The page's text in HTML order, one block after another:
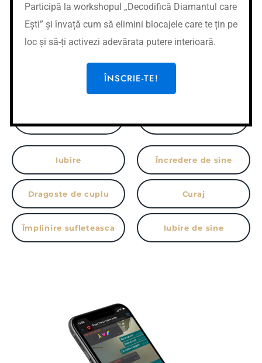
îmbunătirea calității
relației
Fericirea în viața de
cuplu
Gestionearea situațiile
tensionate de cuplu
Comunicarea eficientă
Iubire Încredere de sine
Dragoste de cuplu Curaj
Împlinire sufleteasca Iubire de sine
Participă la workshopul „Decodifică Diamantul care
Ești” și învață cum să elimini blocajele care te țin pe
loc și să-ți activezi adevărata putere interioară.
ÎNSCRIE-TE!